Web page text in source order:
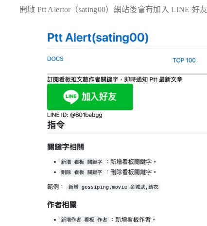
開啟 Ptt Alertor（sating00）網站後會有加入 LINE 好